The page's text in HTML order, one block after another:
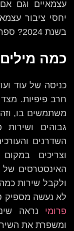
עצמאיים וגם
יחסי ציבור
בשנת 2024? ספרו לי בתגובה למטה!
כמה
כניסה של עוד
חרב פיפיות. מצד
משתמשים בו,
גבוהים
השדרנים
וצריכים
האינסטרסים
ולקבל שירות
לא נעשה מספיק
פרומי נראה
ומשפרת את